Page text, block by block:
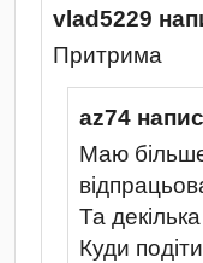
vlad5229
Притрима
az74
Маю більше
Та
Куди